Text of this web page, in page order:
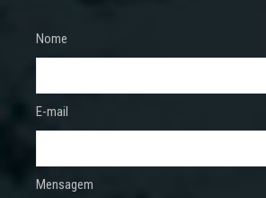
Nome
E-mail
Mensagem